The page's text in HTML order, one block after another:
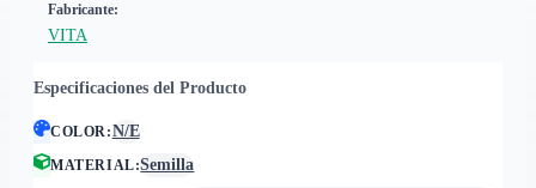
Fabricante:
VITA
Especificaciones del Producto
COLOR:N/E
MATERIAL:Semilla